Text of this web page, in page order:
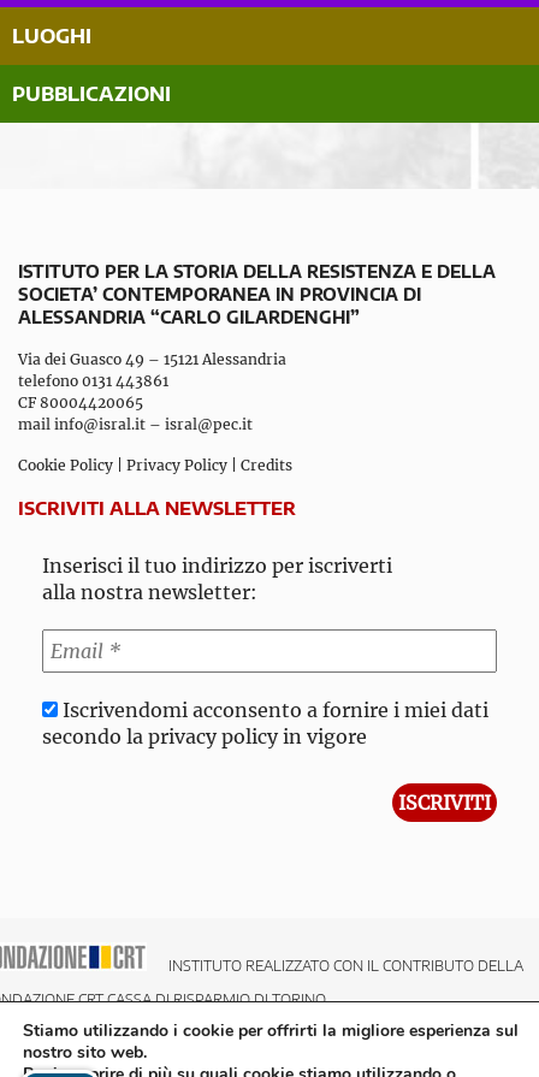
LUOGHI
PUBBLICAZIONI
ISTITUTO PER LA STORIA DELLA RESISTENZA E DELLA
SOCIETA’ CONTEMPORANEA IN PROVINCIA DI
ALESSANDRIA “CARLO GILARDENGHI”
Via dei Guasco 49 – 15121 Alessandria
telefono 0131 443861
CF 80004420065
mail info@isral.it – isral@pec.it
Cookie Policy Privacy Policy Credits
ISCRIVITI ALLA NEWSLETTER
Inserisci il tuo indirizzo per iscriverti
alla nostra newsletter:
Iscrivendomi acconsento a fornire i miei dati
secondo la privacy policy in vigore
INSTITUTO REALIZZATO CON IL CONTRIBUTO DELLA
CRT CASSA DI RISPARMIO DI TORINO
Stiamo utilizzando i cookie per offrirti la migliore esperienza sul
nostro sito web.